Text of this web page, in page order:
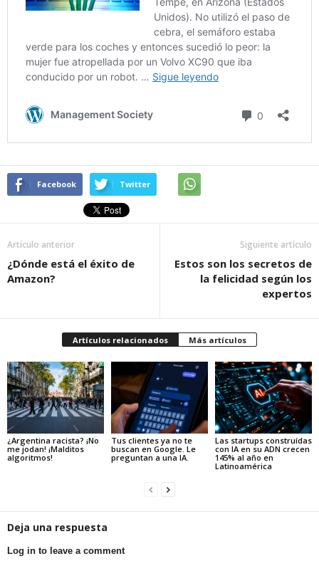
Facebook Twitter
Artículo anterior
¿Dónde está el éxito de
Amazon?
Siguiente artículo
Estos son los secretos de
la felicidad según los
expertos
Artículos relacionados Más artículos
¿Argentina racista? ¡No
me jodan! ¡Malditos
algoritmos!
Tus clientes ya no te
buscan en Google. Le
preguntan a una IA.
Las startups construídas
con IA en su ADN crecen
145% al año en
Latinoamérica
Deja una respuesta
Log in to leave a comment